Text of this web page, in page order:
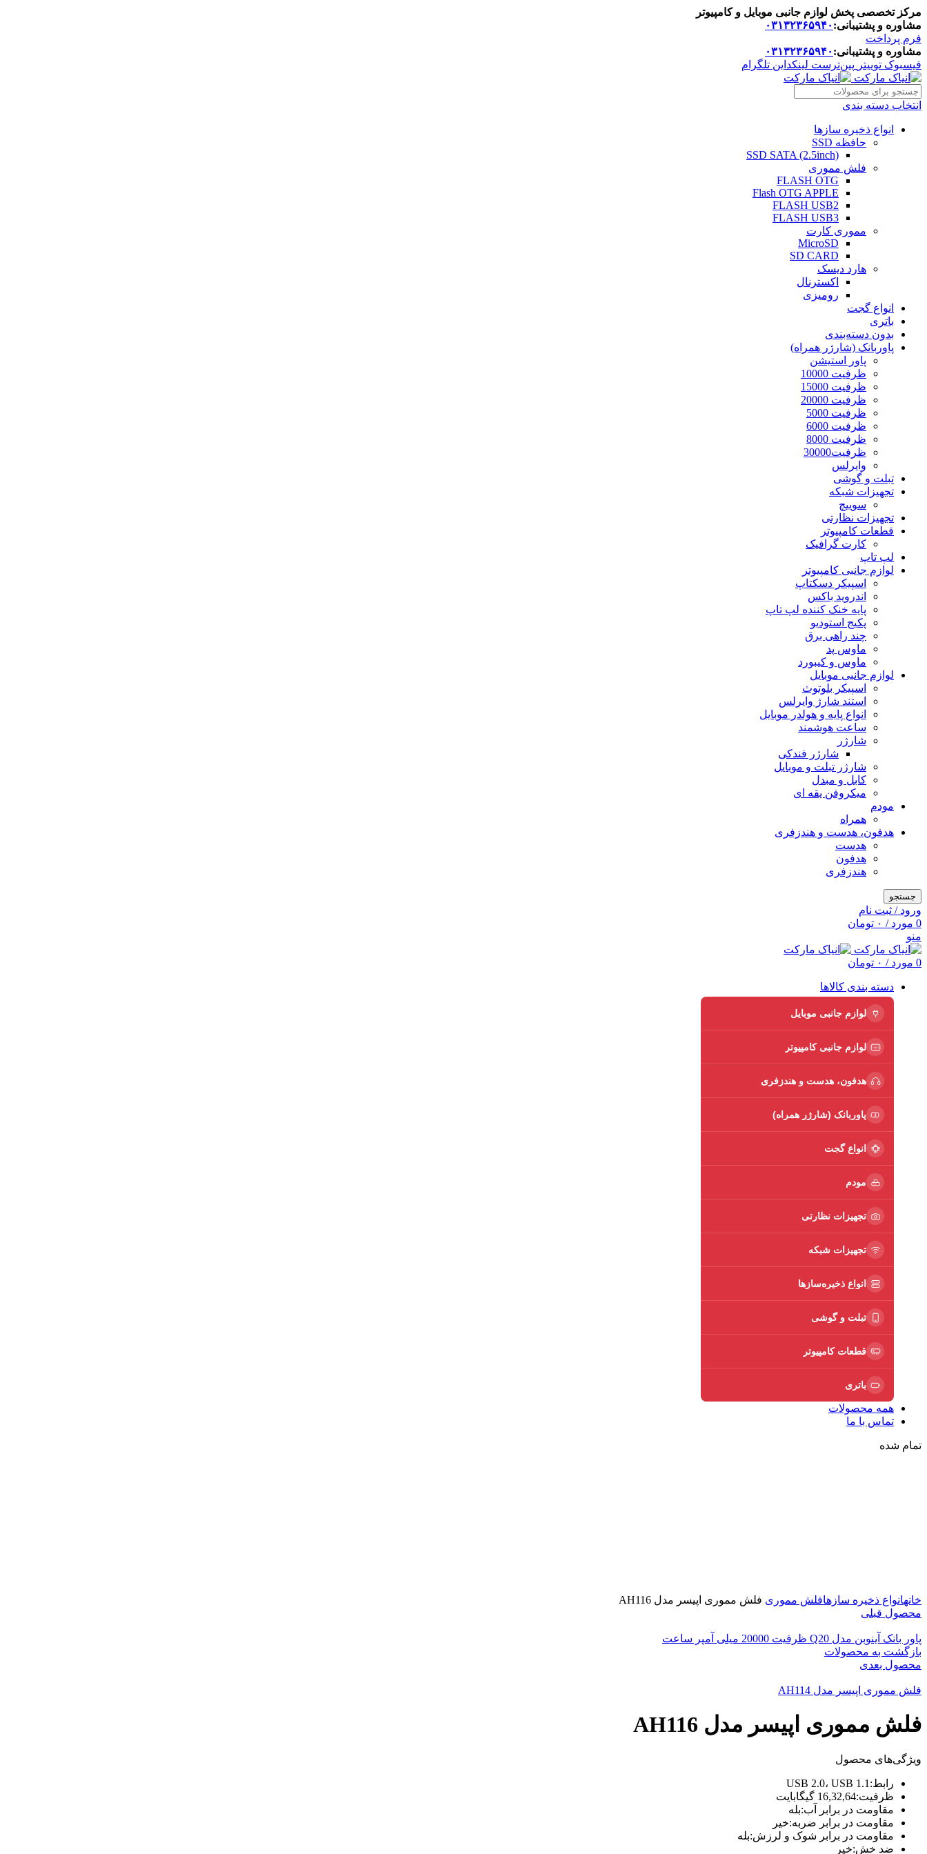
مرکز تخصصی پخش لوازم جانبی موبایل و کامپیوتر
مشاوره و پشتیبانی: ۰۳۱۳۲۳۶۵۹۴۰
فرم پرداخت
مشاوره و پشتیبانی: ۰۳۱۳۲۳۶۵۹۴۰
فیسبوک توییتر پین‌ترست لینکداین تلگرام
انتخاب دسته بندی
انواع ذخیره سازها
حافظه SSD
SSD SATA (2.5inch)
فلش مموری
FLASH OTG
Flash OTG APPLE
FLASH USB2
FLASH USB3
مموری کارت
MicroSD
SD CARD
هارد دیسک
اکسترنال
رومیزی
انواع گجت
باتری
بدون دسته‌بندی
پاوربانک (شارژر همراه)
پاور استیشن
ظرفیت 10000
ظرفیت 15000
ظرفیت 20000
ظرفیت 5000
ظرفیت 6000
ظرفیت 8000
ظرفیت30000
وایرلس
تبلت و گوشی
تجهیزات شبکه
سوییچ
تجهیزات نظارتی
قطعات کامپیوتر
کارت گرافیک
لپ تاپ
لوازم جانبی کامپیوتر
اسپیکر دسکتاپ
اندروید باکس
پایه خنک کننده لپ تاپ
پکیج استودیو
چند راهی برق
ماوس پد
ماوس و کیبورد
لوازم جانبی موبایل
اسپیکر بلوتوث
استند شارژ وایرلس
انواع پایه و هولدر موبایل
ساعت هوشمند
شارژر
شارژر فندکی
شارژر تبلت و موبایل
کابل و مبدل
میکروفن یقه ای
مودم
همراه
هدفون، هدست و هندزفری
هدست
هدفون
هندزفری
جستجو
ورود / ثبت نام
0 مورد / ۰ تومان
منو
0 مورد / ۰ تومان
دسته بندی کالاها
لوازم جانبی موبایل
لوازم جانبی کامپیوتر
هدفون، هدست و هندزفری
پاوربانک (شارژر همراه)
انواع گجت
مودم
تجهیزات نظارتی
تجهیزات شبکه
انواع ذخیره‌سازها
تبلت و گوشی
قطعات کامپیوتر
باتری
همه محصولات
تماس با ما
تمام شده
خانهانواع ذخیره سازهافلش مموری فلش مموری اپیسر مدل AH116
محصول قبلی
پاور بانک آینوبن مدل Q20 ظرفیت 20000 میلی آمپر ساعت
بازگشت به محصولات
محصول بعدی
فلش مموری اپیسر مدل AH114
فلش مموری اپیسر مدل AH116
ویژگی‌های محصول
رابط:USB 2.0، USB 1.1
ظرفیت:16,32,64 گیگابایت
مقاومت در برابر آب:بله
مقاومت در برابر ضربه:خیر
مقاومت در برابر شوک و لرزش:بله
ضد خش:خیر